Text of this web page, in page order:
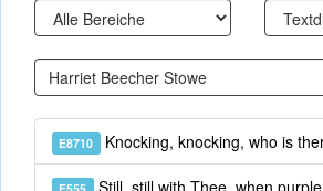
E8710 Knocking, knocking, who is
Still, still with Thee, when